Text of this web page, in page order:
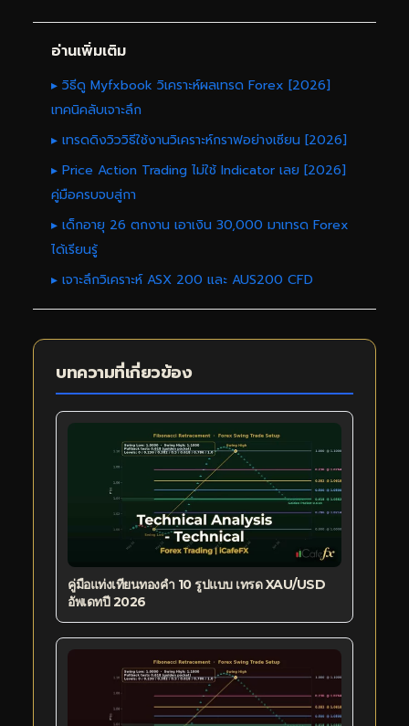
อ่านเพิ่มเติม
▸ วิธีดู Myfxbook วิเคราะห์ผลเทรด Forex [2026]
เทคนิคลับเจาะลึก
▸ เทรดดิงวิววิธีใช้งานวิเคราะห์กราฟอย่างเซียน [2026]
▸ Price Action Trading ไม่ใช้ Indicator เลย [2026]
คู่มือครบจบสู่กา
▸ เด็กอายุ 26 ตกงาน เอาเงิน 30,000 มาเทรด Forex
ได้เรียนรู้
▸ เจาะลึกวิเคราะห์ ASX 200 และ AUS200 CFD
บทความที่เกี่ยวข้อง
คู่มือแท่งเทียนทองคำ 10 รูปแบบ เทรด XAU/USD
อัพเดทปี 2026